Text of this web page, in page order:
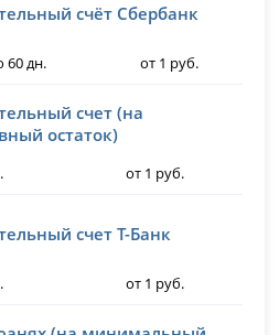
счёт Сбербанк
60 дн. от 1 руб.
счет (на
остаток)
от 1 руб.
счет Т-Банк
от 1 руб.